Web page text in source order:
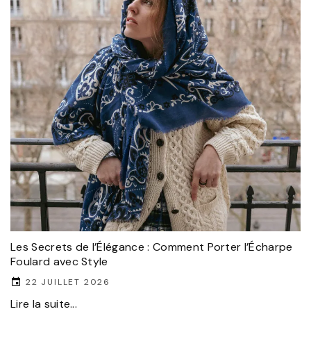
Les Secrets de l’Élégance : Comment Porter l’Écharpe
Foulard avec Style
22 JUILLET 2026
Lire la suite...